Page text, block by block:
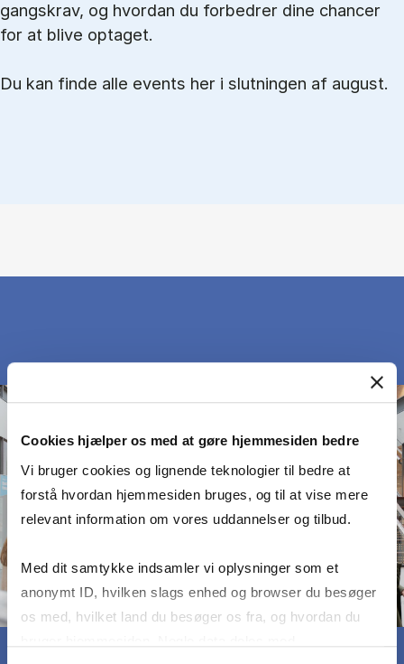
Cookies hjælper os med at gøre hjemmesiden bedre
Vi bruger cookies og lignende teknologier til bedre at
forstå hvordan hjemmesiden bruges, og til at vise mere
relevant information om vores uddannelser og tilbud.
Med dit samtykke indsamler vi oplysninger som et
anonymt ID, hvilken slags enhed og browser du besøger
os med, hvilket land du besøger os fra, og hvordan du
gangs­krav, og hvordan du forbedrer dine chancer
for at blive optaget.
Du kan finde alle events her i slutningen af august.